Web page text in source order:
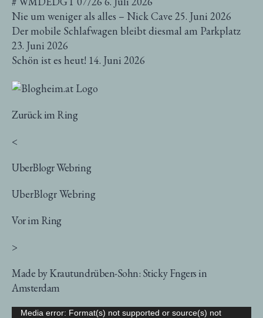
Nie um weniger als alles – Nick Cave 25. Juni 2026
Der mobile Schlafwagen bleibt diesmal am Parkplatz
23. Juni 2026
Schön ist es heut! 14. Juni 2026
Zurück im Ring
<
UberBlogr Webring
UberBlogr Webring
Vor im Ring
>
Made by Krautundrüben-Sohn: Sticky Fngers in
Amsterdam
Video-
Media error: Format(s) not supported or source(s) not